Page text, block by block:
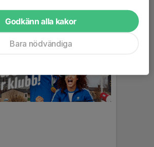
Godkänn alla kakor
Bara nödvändiga